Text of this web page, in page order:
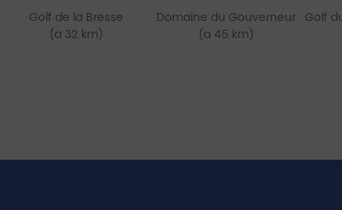
Golf de la Bresse
(a 32 km)
Domaine du Gouverneur
(a 45 km)
Golf